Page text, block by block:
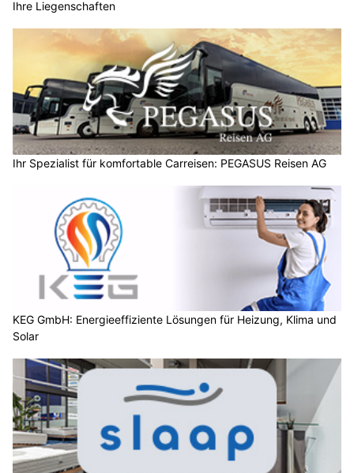
Ihre Liegenschaften
Ihr Spezialist für komfortable Carreisen: PEGASUS Reisen AG
KEG GmbH: Energieeffiziente Lösungen für Heizung, Klima und
Solar